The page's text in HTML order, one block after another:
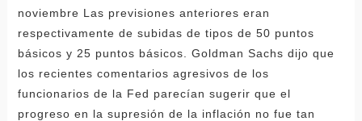
noviembre Las previsiones anteriores eran
respectivamente de subidas de tipos de 50 puntos
básicos y 25 puntos básicos. Goldman Sachs dijo que
los recientes comentarios agresivos de los
funcionarios de la Fed parecían sugerir que el
progreso en la supresión de la inflación no fue tan